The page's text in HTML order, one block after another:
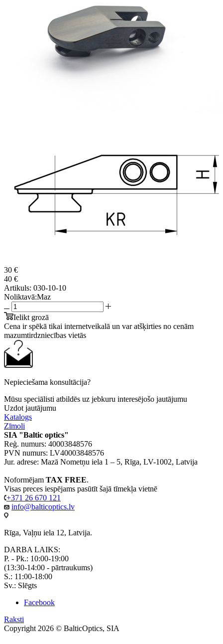
30 €
40 €
Artikuls: 030-10-10
Noliktavā:Maz
Ielikt grozā
Cena ir spēkā tikai internetveikalā un var atšķirties no cenām
mazumtirdzniecības vietās
Nepieciešama konsultācija?
Mūsu speciālisti atbildēs uz jebkuru interesējošo jautājumu
Uzdot jautājumu
Katalogs
Zīmoli
SIA "Baltic optics"
Reģ. numurs: 40003848576
PVN numurs: LV40003848576
Jur. adrese: Mazā Nometņu iela 1 – 5, Rīga, LV-1002, Latvija
Noformējam TAX FREE.
Visas preces iespējams pasūtīt šajā tīmekļa vietnē
+371 26 670 121
info@balticoptics.lv
Rīga, Vaļņu iela 12, Latvija.
DARBA LAIKS:
P. - Pk.: 10:00-19:00
(13:30-14:00 - pārtraukums)
S.: 11:00-18:00
Sv.: Slēgts
Facebook
Raksti
Copyright 2026 © BalticOptics, SIA